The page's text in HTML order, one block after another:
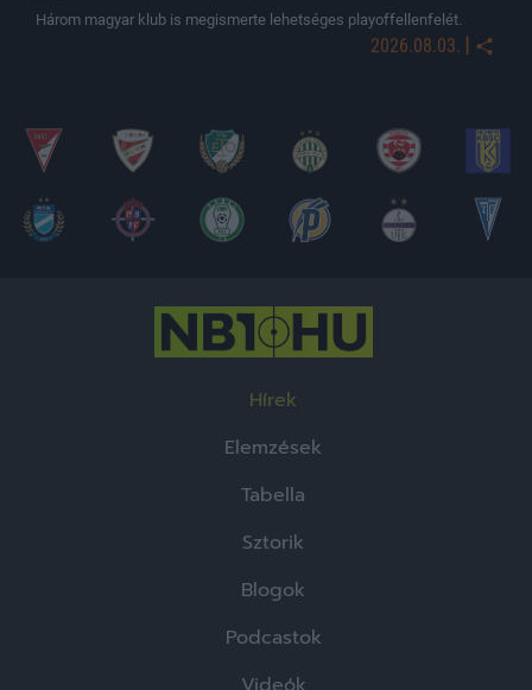
Három magyar klub is megismerte lehetséges playoffellenfelét.
2026.08.03. |
Hírek
Elemzések
Tabella
Sztorik
Blogok
Podcastok